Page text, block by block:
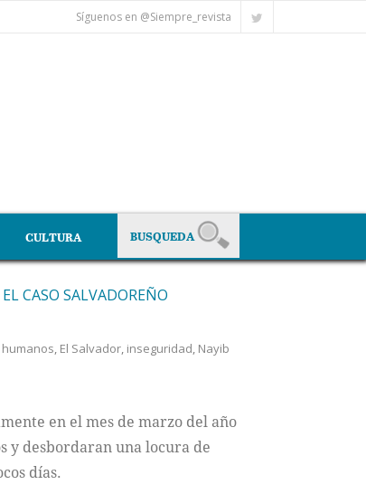
Síguenos en @Siempre_revista
CULTURA
CASO SALVADOREÑO
, El Salvador, inseguridad, Nayib
en el mes de marzo del año
y desbordaran una locura de
días.